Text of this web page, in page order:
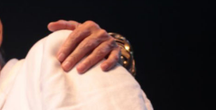
as
lives
deste